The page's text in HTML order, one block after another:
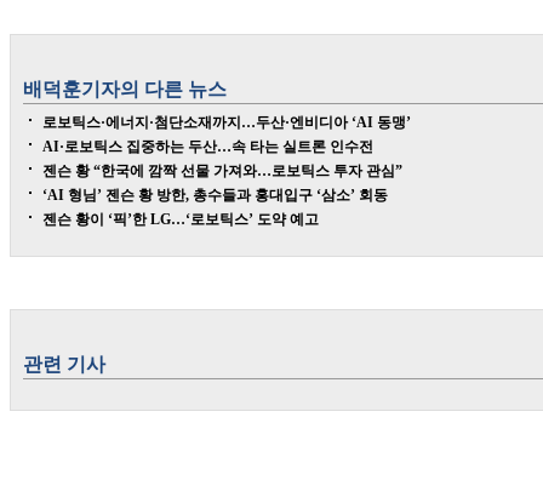
배덕훈기자의 다른 뉴스
로보틱스·에너지·첨단소재까지…두산·엔비디아 ‘AI 동맹’
AI·로보틱스 집중하는 두산…속 타는 실트론 인수전
젠슨 황 “한국에 깜짝 선물 가져와…로보틱스 투자 관심”
‘AI 형님’ 젠슨 황 방한, 총수들과 홍대입구 ‘삼소’ 회동
젠슨 황이 ‘픽’한 LG…‘로보틱스’ 도약 예고
관련 기사